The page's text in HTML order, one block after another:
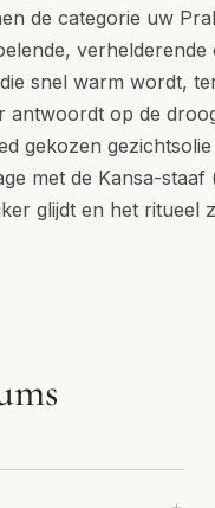
de categorie uw
verhelderende
snel warm wordt,
antwoordt op de
gekozen
met de Kansa-
glijdt en het ritueel